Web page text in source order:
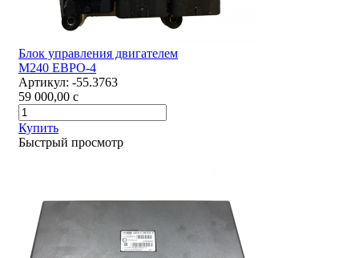
Блок управления двигателем
М240 ЕВРО-4
Артикул: -55.3763
59 000,00 c
Купить
Быстрый просмотр